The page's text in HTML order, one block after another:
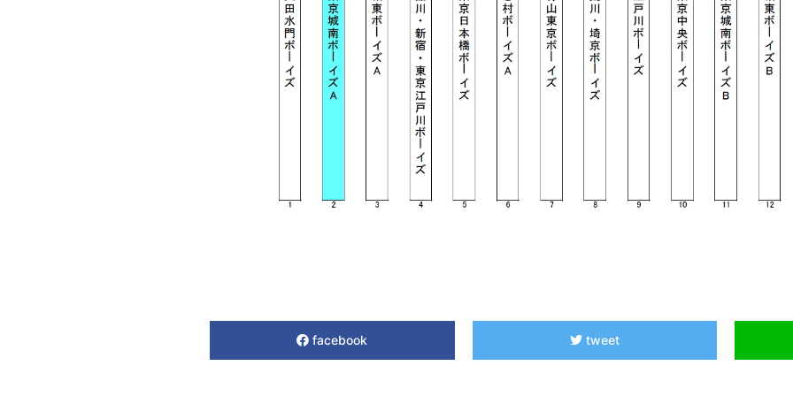
facebook tweet